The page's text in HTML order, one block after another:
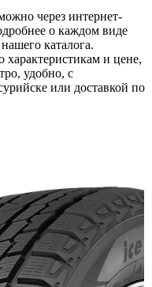
через интернет-
о каждом виде
каталога.
и цене,
удобно, с
или доставкой по